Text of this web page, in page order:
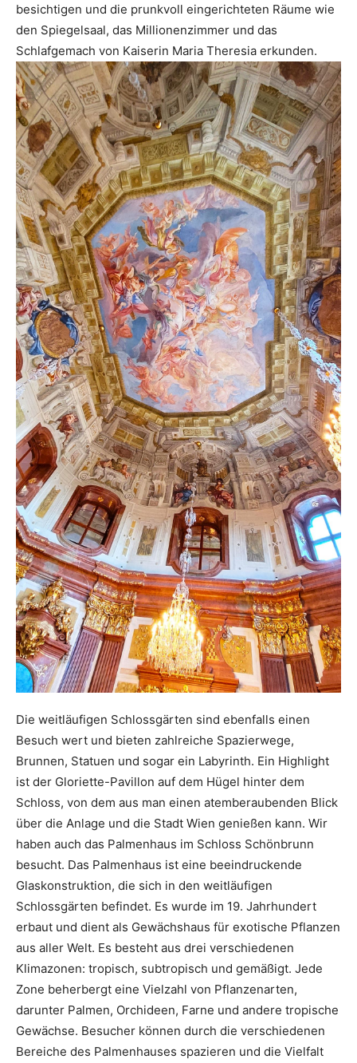
besichtigen und die prunkvoll eingerichteten Räume wie
den Spiegelsaal, das Millionenzimmer und das
Schlafgemach von Kaiserin Maria Theresia erkunden.
Die weitläufigen Schlossgärten sind ebenfalls einen
Besuch wert und bieten zahlreiche Spazierwege,
Brunnen, Statuen und sogar ein Labyrinth. Ein Highlight
ist der Gloriette-Pavillon auf dem Hügel hinter dem
Schloss, von dem aus man einen atemberaubenden Blick
über die Anlage und die Stadt Wien genießen kann. Wir
haben auch das Palmenhaus im Schloss Schönbrunn
besucht. Das Palmenhaus ist eine beeindruckende
Glaskonstruktion, die sich in den weitläufigen
Schlossgärten befindet. Es wurde im 19. Jahrhundert
erbaut und dient als Gewächshaus für exotische Pflanzen
aus aller Welt. Es besteht aus drei verschiedenen
Klimazonen: tropisch, subtropisch und gemäßigt. Jede
Zone beherbergt eine Vielzahl von Pflanzenarten,
darunter Palmen, Orchideen, Farne und andere tropische
Gewächse. Besucher können durch die verschiedenen
Bereiche des Palmenhauses spazieren und die Vielfalt